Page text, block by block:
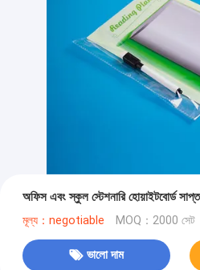
অফিস এবং স্কুল স্টেশনারি হোয়াইটবোর্ড
মূল্য：negotiable MOQ：2000 সেট
ভালো দাম